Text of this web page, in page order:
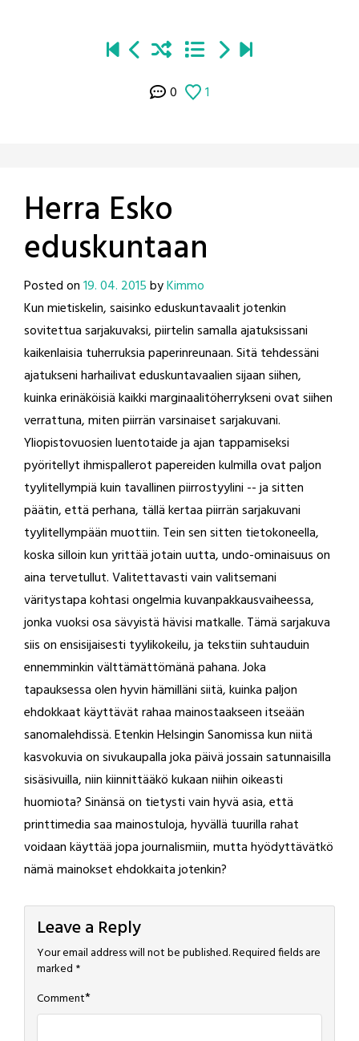
0 1
Herra Esko
eduskuntaan
Posted on19. 04. 2015byKimmo
Kun mietiskelin, saisinko eduskuntavaalit jotenkin
sovitettua sarjakuvaksi, piirtelin samalla ajatuksissani
kaikenlaisia tuherruksia paperinreunaan. Sitä tehdessäni
ajatukseni harhailivat eduskuntavaalien sijaan siihen,
kuinka erinäköisiä kaikki marginaalitöherrykseni ovat siihen
verrattuna, miten piirrän varsinaiset sarjakuvani.
Yliopistovuosien luentotaide ja ajan tappamiseksi
pyöritellyt ihmispallerot papereiden kulmilla ovat paljon
tyylitellympiä kuin tavallinen piirrostyylini -- ja sitten
päätin, että perhana, tällä kertaa piirrän sarjakuvani
tyylitellympään muottiin. Tein sen sitten tietokoneella,
koska silloin kun yrittää jotain uutta, undo-ominaisuus on
aina tervetullut. Valitettavasti vain valitsemani
väritystapa kohtasi ongelmia kuvanpakkausvaiheessa,
jonka vuoksi osa sävyistä hävisi matkalle. Tämä sarjakuva
siis on ensisijaisesti tyylikokeilu, ja tekstiin suhtauduin
ennemminkin välttämättömänä pahana. Joka
tapauksessa olen hyvin hämilläni siitä, kuinka paljon
ehdokkaat käyttävät rahaa mainostaakseen itseään
sanomalehdissä. Etenkin Helsingin Sanomissa kun niitä
kasvokuvia on sivukaupalla joka päivä jossain satunnaisilla
sisäsivuilla, niin kiinnittääkö kukaan niihin oikeasti
huomiota? Sinänsä on tietysti vain hyvä asia, että
printtimedia saa mainostuloja, hyvällä tuurilla rahat
voidaan käyttää jopa journalismiin, mutta hyödyttävätkö
nämä mainokset ehdokkaita jotenkin?
Leave a Reply
Your email address will not be published.Required fields are
marked *
Comment*